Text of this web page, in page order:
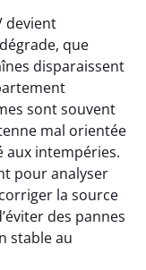
devient
que
disparaissent
sont souvent
mal orientée
aux intempéries.
pour analyser
la source
des pannes
stable au